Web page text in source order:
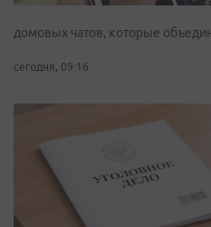
домовых чатов, которые
сегодня, 09:16